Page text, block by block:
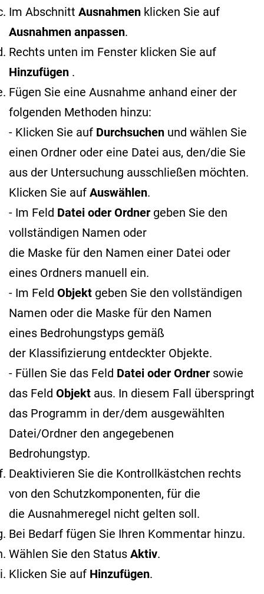
Im Abschnitt Ausnahmen klicken Sie auf
Ausnahmen anpassen.
Rechts unten im Fenster klicken Sie auf
Hinzufügen .
Fügen Sie eine Ausnahme anhand einer der
folgenden Methoden hinzu:
- Klicken Sie auf Durchsuchen und wählen Sie
einen Ordner oder eine Datei aus, den/die Sie
aus der Untersuchung ausschließen möchten.
Klicken Sie auf Auswählen.
- Im Feld Datei oder Ordner geben Sie den
vollständigen Namen oder
die Maske für den Namen einer Datei oder
eines Ordners manuell ein.
- Im Feld Objekt geben Sie den vollständigen
Namen oder die Maske für den Namen
eines Bedrohungstyps gemäß
der Klassifizierung entdeckter Objekte.
- Füllen Sie das Feld Datei oder Ordner sowie
das Feld Objekt aus. In diesem Fall überspringt
das Programm in der/dem ausgewählten
Datei/Ordner den angegebenen
Bedrohungstyp.
Deaktivieren Sie die Kontrollkästchen rechts
von den Schutzkomponenten, für die
die Ausnahmeregel nicht gelten soll.
Bei Bedarf fügen Sie Ihren Kommentar hinzu.
Wählen Sie den Status Aktiv.
Klicken Sie auf Hinzufügen.